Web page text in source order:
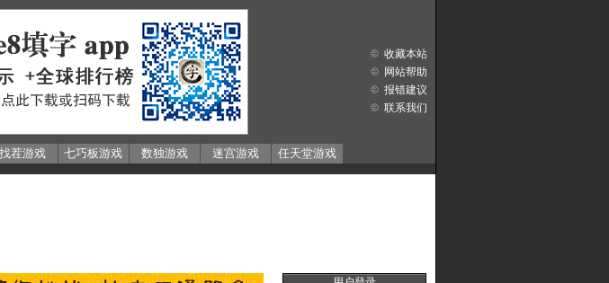
找茬游戏 七巧板游戏 数独游戏 迷宫游戏 任天堂游戏
收藏本站
网站帮助
报错建议
联系我们